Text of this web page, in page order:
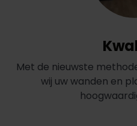
Met de nieuwste
wij uw wanden en